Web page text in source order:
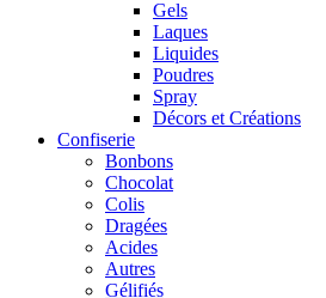
Gels
Laques
Liquides
Poudres
Spray
Décors et Créations
Confiserie
Bonbons
Chocolat
Colis
Dragées
Acides
Autres
Gélifiés